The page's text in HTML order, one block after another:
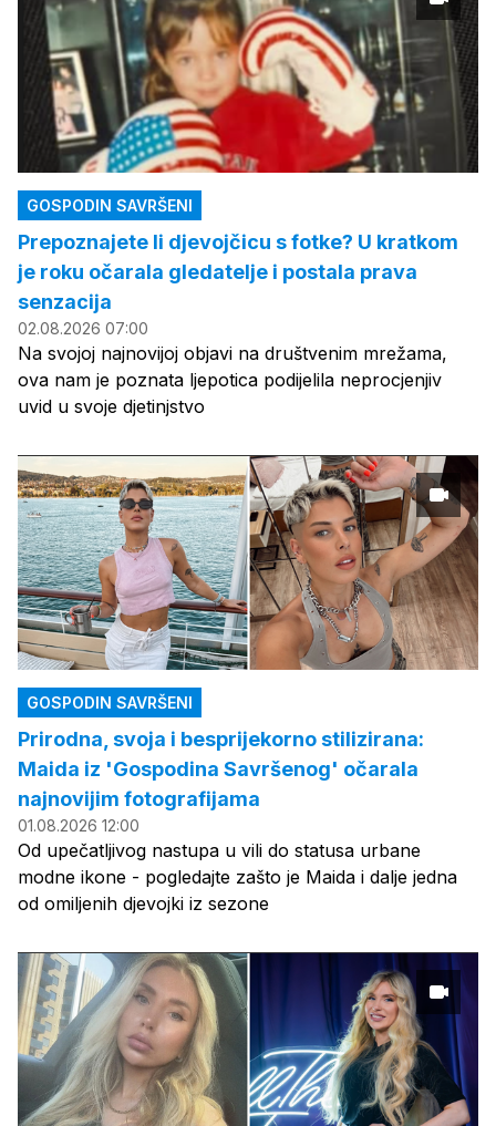
GOSPODIN SAVRŠENI
Prepoznajete li djevojčicu s fotke? U kratkom
je roku očarala gledatelje i postala prava
senzacija
02.08.2026 07:00
Na svojoj najnovijoj objavi na društvenim mrežama,
ova nam je poznata ljepotica podijelila neprocjenjiv
uvid u svoje djetinjstvo
GOSPODIN SAVRŠENI
Prirodna, svoja i besprijekorno stilizirana:
Maida iz 'Gospodina Savršenog' očarala
najnovijim fotografijama
01.08.2026 12:00
Od upečatljivog nastupa u vili do statusa urbane
modne ikone - pogledajte zašto je Maida i dalje jedna
od omiljenih djevojki iz sezone